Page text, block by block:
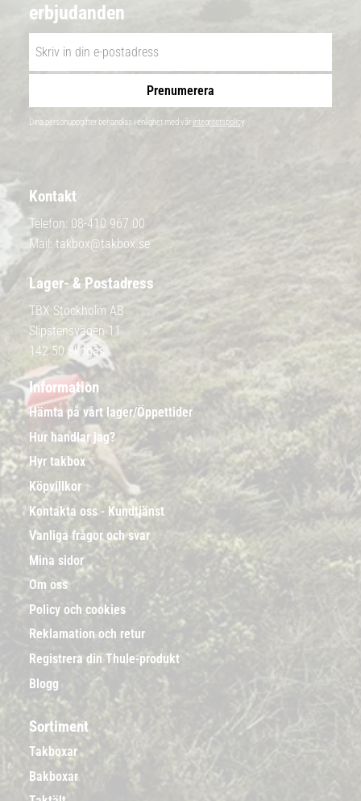
erbjudanden
Prenumerera
Dina personuppgifter behandlas i enlighet med vår integritetspolicy
Kontakt
Telefon: 08-410 967 00
Mail: takbox@takbox.se
Lager- & Postadress
TBX Stockholm AB
Slipstensvägen 11
142 50 Skogås
Information
Hämta på vårt lager/Öppettider
Hur handlar jag?
Hyr takbox
Köpvillkor
Kontakta oss - Kundtjänst
Vanliga frågor och svar
Mina sidor
Om oss
Policy och cookies
Reklamation och retur
Registrera din Thule-produkt
Blogg
Sortiment
Takboxar
Bakboxar